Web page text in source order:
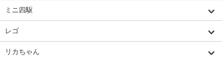
ミニ四駆
レゴ
リカちゃん